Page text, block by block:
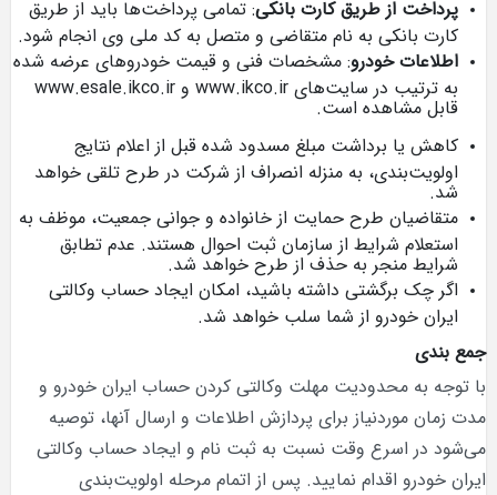
پرداخت از طریق کارت بانکی: تمامی پرداخت‌ها باید از طریق
کارت بانکی به نام متقاضی و متصل به کد ملی وی انجام شود.
اطلاعات خودرو: مشخصات فنی و قیمت خودروهای عرضه شده
به ترتیب در سایت‌های www.ikco.ir و www.esale.ikco.ir
قابل مشاهده است.
کاهش یا برداشت مبلغ مسدود شده قبل از اعلام نتایج
اولویت‌بندی، به منزله انصراف از شرکت در طرح تلقی خواهد
شد.
متقاضیان طرح حمایت از خانواده و جوانی جمعیت، موظف به
استعلام شرایط از سازمان ثبت احوال هستند. عدم تطابق
شرایط منجر به حذف از طرح خواهد شد.
اگر چک برگشتی داشته باشید، امکان ایجاد حساب وکالتی
ایران خودرو از شما سلب خواهد شد.
جمع بندی
با توجه به محدودیت مهلت وکالتی کردن حساب ایران خودرو و
مدت زمان موردنیاز برای پردازش اطلاعات و ارسال آنها، توصیه
می‌شود در اسرع وقت نسبت به ثبت نام و ایجاد حساب وکالتی
ایران خودرو اقدام نمایید. پس از اتمام مرحله اولویت‌بندی